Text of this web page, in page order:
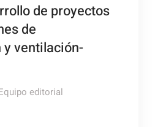
de proyectos
de
ventilación-
editorial